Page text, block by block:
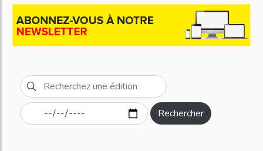
Rechercher